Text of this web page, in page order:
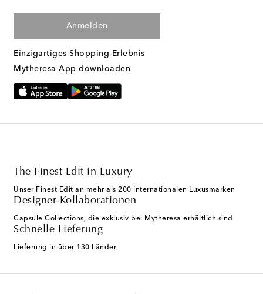
Anmelden
Einzigartiges Shopping-Erlebnis
Mytheresa App downloaden
The Finest Edit in Luxury
Unser Finest Edit an mehr als 200 internationalen Luxusmarken
Designer-Kollaborationen
Capsule Collections, die exklusiv bei Mytheresa erhältlich sind
Schnelle Lieferung
Lieferung in über 130 Länder